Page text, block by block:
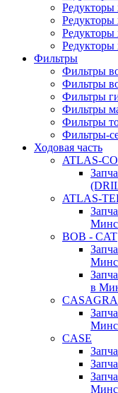
Редукторы
Фильтры
Фильтры
Фильтры
Фильтры
Фильтры
Фильтры
Фильтры-
Ходовая часть
ATLAS-
ATLAS-
BOB - CAT
в
CASE